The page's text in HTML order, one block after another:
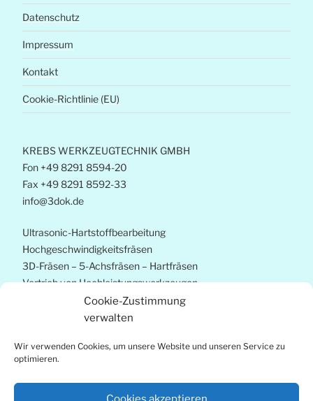
Cookie-Zustimmung
verwalten
Wir verwenden Cookies, um unsere Website und unseren Service zu
optimieren.
Datenschutz
Impressum
Kontakt
Cookie-Richtlinie (EU)
KREBS WERKZEUGTECHNIK GMBH
Fon +49 8291 8594-20
Fax +49 8291 8592-33
info@3dok.de
Ultrasonic-Hartstoffbearbeitung
Hochgeschwindigkeitsfräsen
3D-Fräsen – 5-Achsfräsen – Hartfräsen
Vertrieb von Hochleistungswerkzeugen
Strategieberatung
Prozessoptimierung
copyright by Krebs Werkzeugtechnik Gmbh